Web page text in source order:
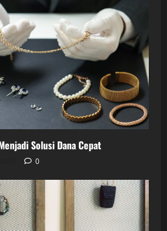
Solusi Dana Cepat
0